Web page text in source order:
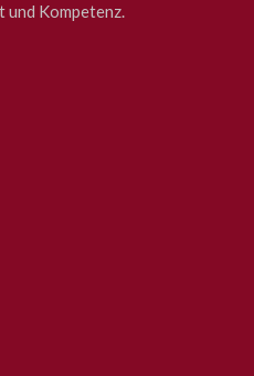
und Kompetenz.